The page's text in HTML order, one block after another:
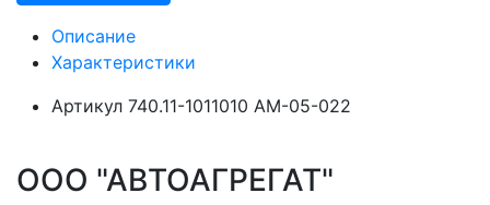
Описание
Характеристики
Артикул 740.11-1011010 АМ-05-022
ООО "АВТОАГРЕГАТ"